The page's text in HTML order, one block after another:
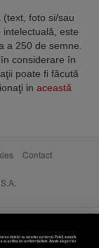
foto si/sau
este
a 250 de semne.
considerare în
poate fi făcută
in această
Contact
datelor cu caracter personal. Puteți accepta
cu politica de confidențialitate. Aceste alegeri vor